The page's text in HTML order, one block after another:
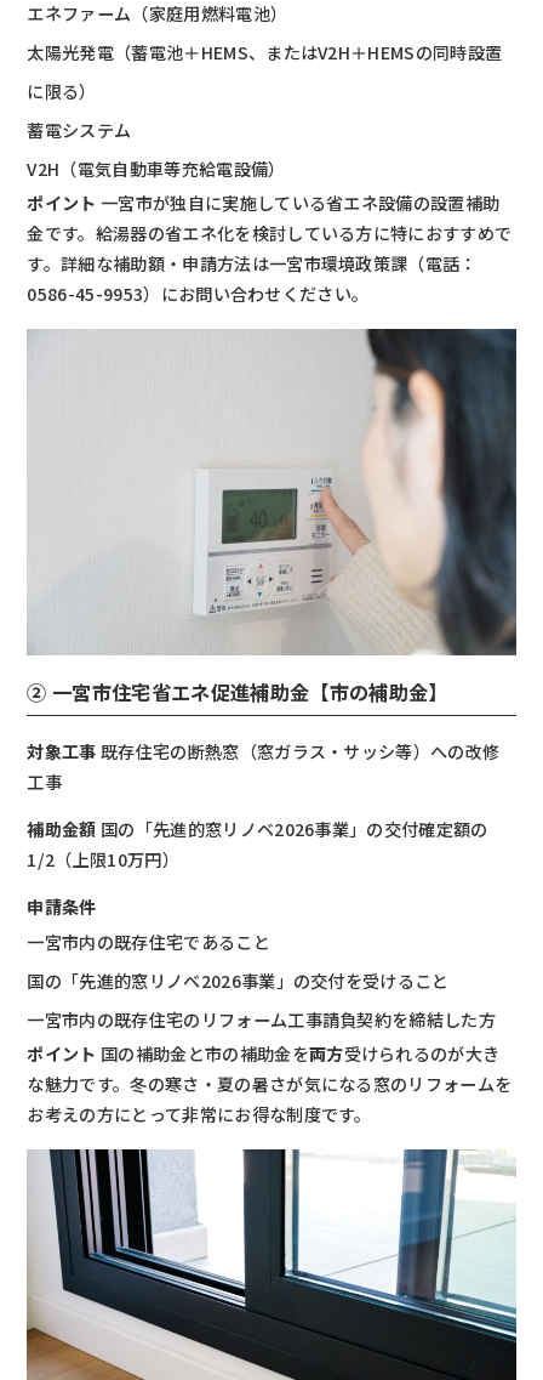
エネファーム（家庭用燃料電池）
太陽光発電（蓄電池＋HEMS、またはV2H＋HEMSの同時設置
に限る）
蓄電システム
V2H（電気自動車等充給電設備）
ポイント 一宮市が独自に実施している省エネ設備の設置補助
金です。給湯器の省エネ化を検討している方に特におすすめで
す。詳細な補助額・申請方法は一宮市環境政策課（電話：
0586-45-9953）にお問い合わせください。
② 一宮市住宅省エネ促進補助金【市の補助金】
対象工事 既存住宅の断熱窓（窓ガラス・サッシ等）への改修
工事
補助金額 国の「先進的窓リノベ2026事業」の交付確定額の
1/2（上限10万円）
申請条件
一宮市内の既存住宅であること
国の「先進的窓リノベ2026事業」の交付を受けること
一宮市内の既存住宅のリフォーム工事請負契約を締結した方
ポイント 国の補助金と市の補助金を両方受けられるのが大き
な魅力です。冬の寒さ・夏の暑さが気になる窓のリフォームを
お考えの方にとって非常にお得な制度です。